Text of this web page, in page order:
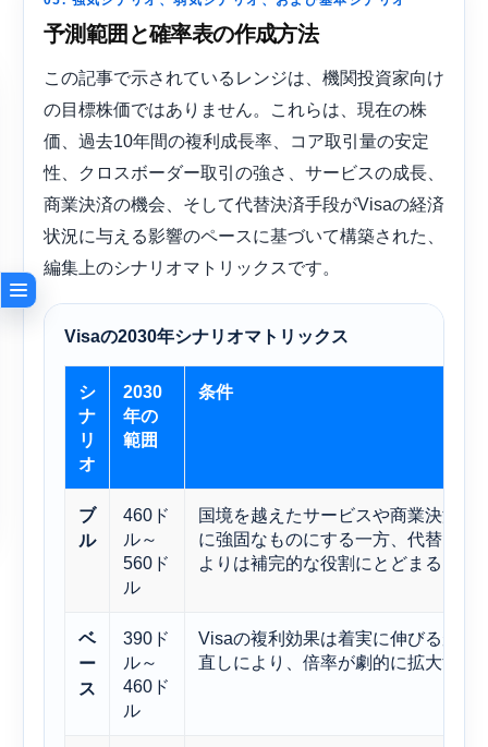
予測範囲と確率表の作成方法
この記事で示されているレンジは、機関投資家向け
の目標株価ではありません。これらは、現在の株
価、過去10年間の複利成長率、コア取引量の安定
性、クロスボーダー取引の強さ、サービスの成長、
商業決済の機会、そして代替決済手段がVisaの経済
状況に与える影響のペースに基づいて構築された、
編集上のシナリオマトリックスです。
Visaの2030年シナリオマトリックス
シ
ナ
リ
オ
2030
年の
範囲
条件
ブ
ル
460ド
ル～
560ド
ル
国境を越えたサービスや商業決済は
に強固なものにする一方、代替的な
よりは補完的な役割にとどまる。
ベ
ー
ス
390ド
ル～
460ド
ル
Visaの複利効果は着実に伸びるが、
直しにより、倍率が劇的に拡大する